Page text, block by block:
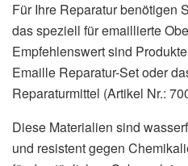
Für Ihre Reparatur benötigen
das speziell für emaillierte
Empfehlenswert sind
Emaille Reparatur-Set oder
Reparaturmittel (Artikel Nr.:
Diese Materialien sind
und resistent gegen